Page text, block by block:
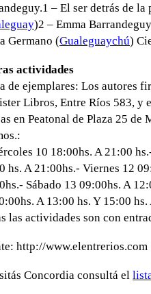
– El ser detrás de
)2 – Emma
Germano (Gualeguaychú)
actividades
de ejemplares: Los autores
Libros, Entre Ríos 583, y
en Peatonal de Plaza 25
10 18:00hs. A 21:00
hs. A 21:00hs.- Viernes 12
Sábado 13 09:00hs. A
A 13:00 hs. Y 15:00 hs.
las actividades son con
http://www.elentrerios.com
Concordia consultá el